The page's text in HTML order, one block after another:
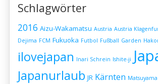
Schlagwörter
2016 Aizu-Wakamatsu Austria Austria
Dejima FCM Fukuoka Futbol Fußball Garden
ilovejapan Inari Schrein Ishite-ji
Japanurlaub JR Kärnten Matsuyama